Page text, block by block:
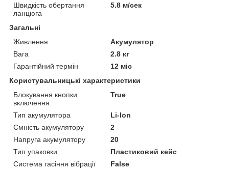
Швидкість обертання
ланцюга
5.8 м/сек
Загальні
Живлення
Акумулятор
Вага
2.8 кг
Гарантійний термін
12 міс
Користувальницькі характеристики
Блокування кнопки
включення
True
Тип акумулятора
Li-Ion
Ємність акумулятору
2
Напруга акумулятору
20
Тип упаковки
Пластиковий кейс
Система гасіння вібрації
False